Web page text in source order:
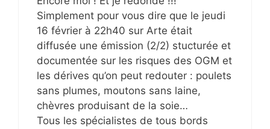
Simplement pour vous dire que le jeudi
16 février à 22h40 sur Arte était
diffusée une émission (2/2) stucturée et
documentée sur les risques des OGM et
les dérives qu’on peut redouter : poulets
sans plumes, moutons sans laine,
chèvres produisant de la soie…
Tous les spécialistes de tous bords